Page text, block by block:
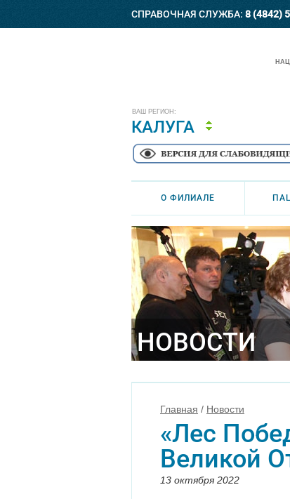
СПРАВОЧНАЯ СЛУЖБА: 8 (4842)
ВАШ РЕГИОН:
КАЛУГА
О ФИЛИАЛЕ
НОВОСТИ
Главная / Новости
«Лес
Великой
13 октября 2022